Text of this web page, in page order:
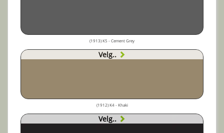
(1913) K5 - Cement Grey
Velg..
(1912) K4 - Khaki
Velg..